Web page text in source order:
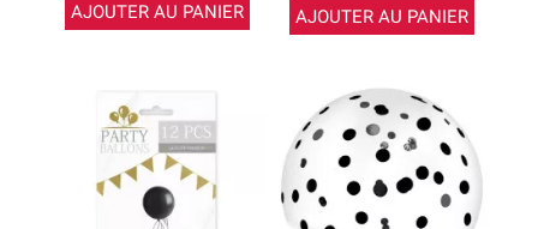
AJOUTER AU PANIER AJOUTER AU PANIER